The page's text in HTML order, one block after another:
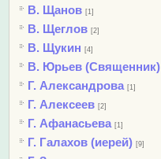
В. Щанов [1]
В. Щеглов [2]
В. Щукин [4]
В. Юрьев (Священник)
Г. Александрова [1]
Г. Алексеев [2]
Г. Афанасьева [1]
Г. Галахов (иерей) [9]